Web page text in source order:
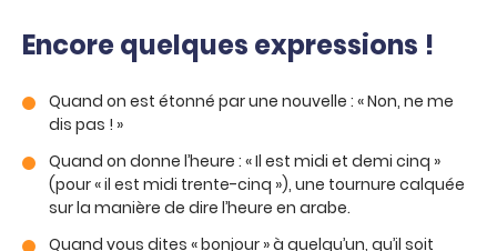
Encore quelques expressions !
Quand on est étonné par une nouvelle : « Non, ne me
dis pas ! »
Quand on donne l’heure : « Il est midi et demi cinq »
(pour « il est midi trente-cinq »), une tournure calquée
sur la manière de dire l’heure en arabe.
Quand vous dites « bonjour » à quelqu’un, qu’il soit